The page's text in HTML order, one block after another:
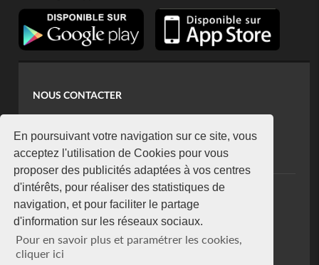
En poursuivant votre navigation sur ce site, vous
acceptez l'utilisation de Cookies pour vous
proposer des publicités adaptées à vos centres
d'intérêts, pour réaliser des statistiques de
navigation, et pour faciliter le partage
d'information sur les réseaux sociaux.
Pour en savoir plus et paramétrer les cookies,
cliquer ici
NOUS CONTACTER
koaci@yahoo.fr
+225 07 08 85 52 93
NEWSLETTER
Restez connecté via notre newsletter
S'abonner
Se désabonner